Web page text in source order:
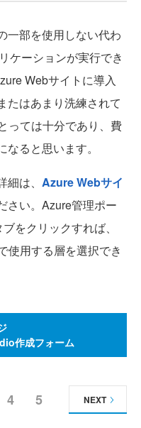
一部を使用しない代わ
ケーションが実行でき
Webサイトに導入
たはあまり洗練されて
っては十分であり、費
ると思います。
は、 Azure Webサイ
さい。Azure管理ポー
をクリックすれば、
使用する層を選択でき
作成フォーム
4 5 NEXT